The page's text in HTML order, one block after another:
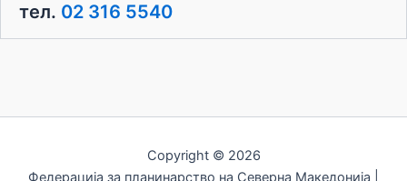
тел. 02 316 5540
Copyright © 2026
Федерација за планинарство на Северна Македонија |